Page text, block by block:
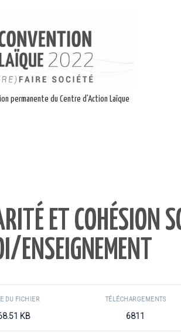
permanente du Centre d'Action Laïque
ET COHÉSION
ENSEIGNEMENT
DU FICHIER
KB
TÉLÉCHARGEMENTS
6811